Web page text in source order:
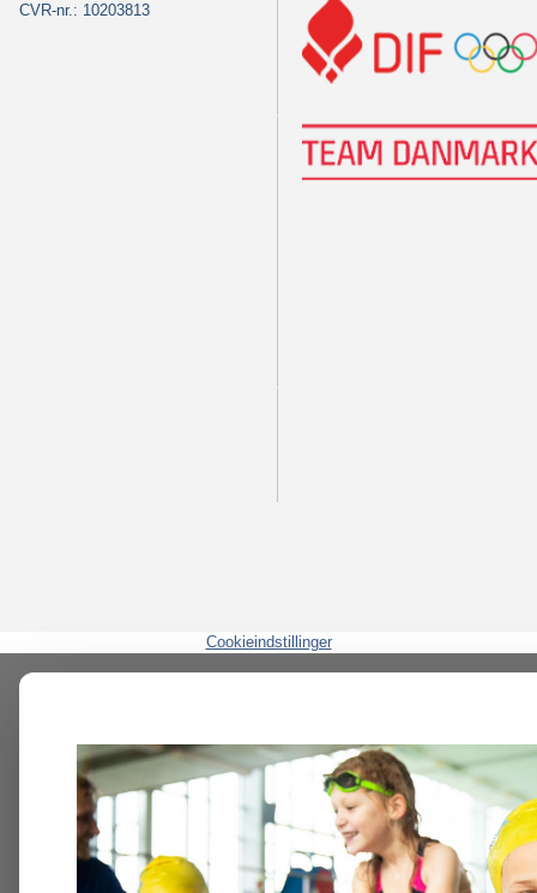
CVR-nr.: 10203813
Cookieindstillinger